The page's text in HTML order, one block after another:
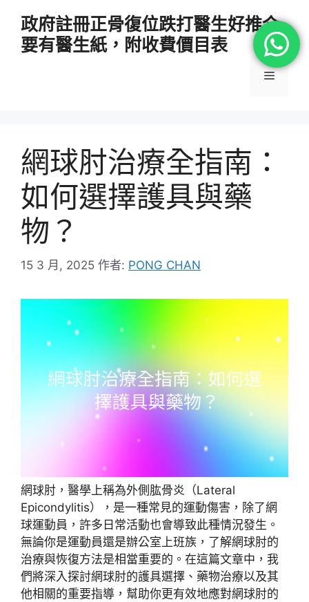
政府註冊正骨復位跌打醫生好推介
要有醫生紙，附收費價目表
選
網球肘治療全指南：
如何選擇護具與藥
物？
15 3 月, 2025 作者: PONG CHAN
網球肘，醫學上稱為外側肱骨炎（Lateral
Epicondylitis），是一種常見的運動傷害，除了網
球運動員，許多日常活動也會導致此種情況發生。
無論你是運動員還是辦公室上班族，了解網球肘的
治療與恢復方法是相當重要的。在這篇文章中，我
們將深入探討網球肘的護具選擇、藥物治療以及其
他相關的重要指導，幫助你更有效地應對網球肘的